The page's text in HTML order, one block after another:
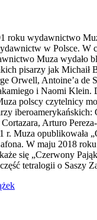
roku wydawnictwo
w Polsce. W
Muza wydało
pisarzy jak Michaił
Orwell, Antoine’a de
i Naomi Klein.
polscy czytelnicy
iberoamerykańskich:
Arturo
r. Muza opublikowała
W maju 2018 roku
się „Czerwony
tetralogii o Saszy